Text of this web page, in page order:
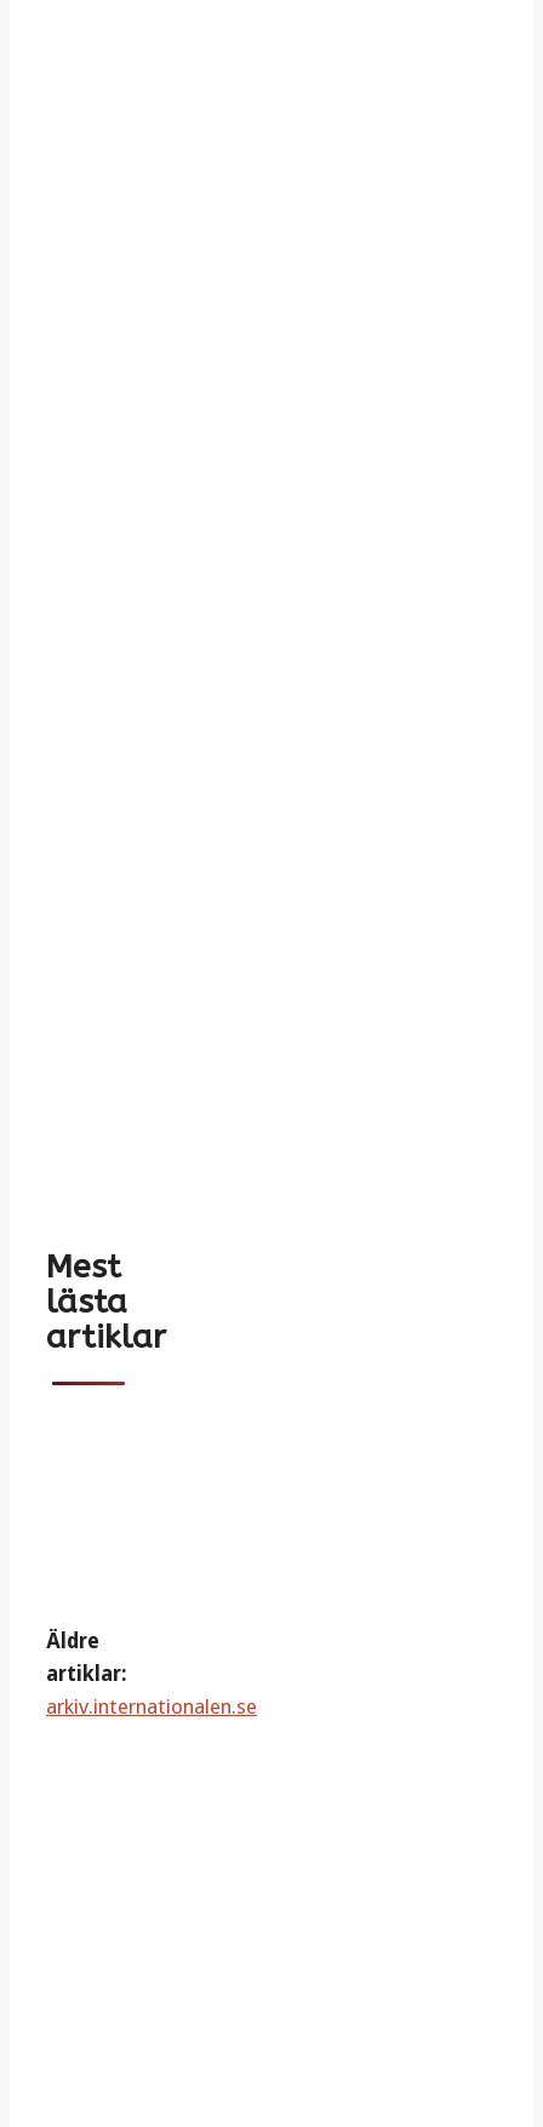
Mest
lästa
artiklar
Äldre
artiklar:
arkiv.internationalen.se